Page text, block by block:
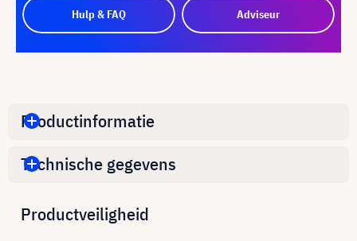
Hulp & FAQ Adviseur
Productinformatie
Technische gegevens
Productveiligheid